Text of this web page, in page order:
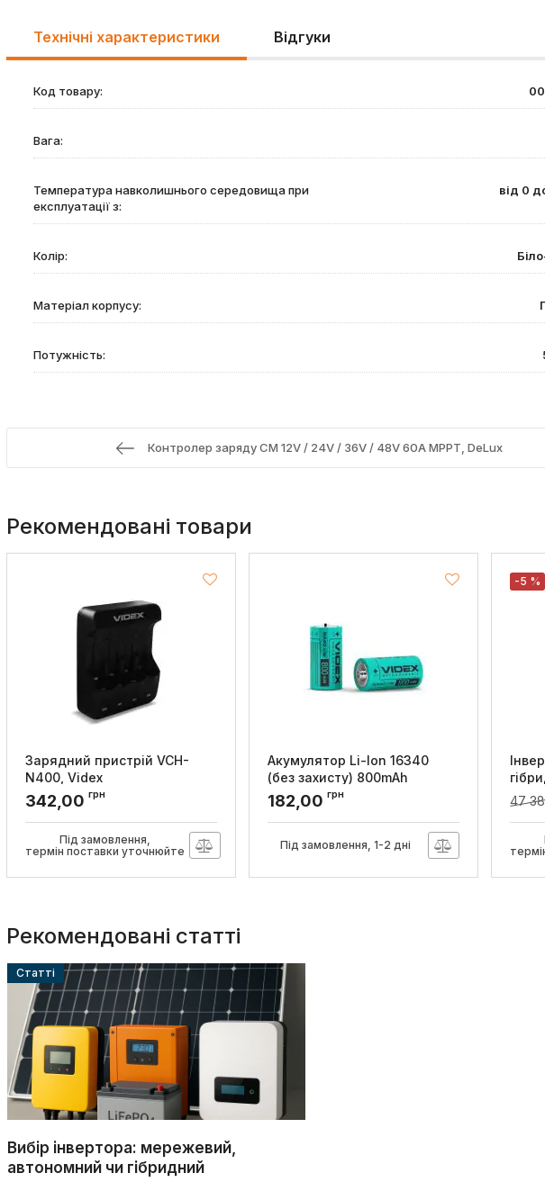
Технічні характеристики Відгуки
Код товару:
Вага:
Температура навколишнього середовища при
експлуатації з:
від 0
Колір:
Матеріал корпусу:
Потужність:
Контролер заряду CM 12V / 24V / 36V / 48V 60A MPPT, DeLux
Рекомендовані товари
Зарядний пристрій VCH-
N400, Videx
Артикул:VCH-N400
342,00 грн
Під замовлення,
термін поставки уточнюйте
Акумулятор Li-Ion 16340
(без захисту) 800mAh
bulk/1шт, Videx
Артикул:
182,00 грн
Під замовлення, 1-2 дні
-5 %
47
Рекомендовані статті
Cтатті
Вибір інвертора: мережевий,
автономний чи гібридний